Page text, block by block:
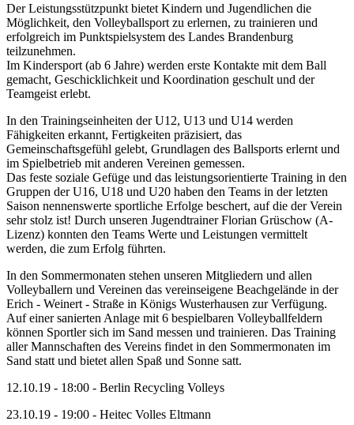
Der Leistungsstützpunkt bietet Kindern und Jugendlichen die
Möglichkeit, den Volleyballsport zu erlernen, zu trainieren und
erfolgreich im Punktspielsystem des Landes Brandenburg
teilzunehmen.
Im Kindersport (ab 6 Jahre) werden erste Kontakte mit dem Ball
gemacht, Geschicklichkeit und Koordination geschult und der
Teamgeist erlebt.
In den Trainingseinheiten der U12, U13 und U14 werden
Fähigkeiten erkannt, Fertigkeiten präzisiert, das
Gemeinschaftsgefühl gelebt, Grundlagen des Ballsports erlernt und
im Spielbetrieb mit anderen Vereinen gemessen.
Das feste soziale Gefüge und das leistungsorientierte Training in den
Gruppen der U16, U18 und U20 haben den Teams in der letzten
Saison nennenswerte sportliche Erfolge beschert, auf die der Verein
sehr stolz ist! Durch unseren Jugendtrainer Florian Grüschow (A-
Lizenz) konnten den Teams Werte und Leistungen vermittelt
werden, die zum Erfolg führten.
In den Sommermonaten stehen unseren Mitgliedern und allen
Volleyballern und Vereinen das vereinseigene Beachgelände in der
Erich - Weinert - Straße in Königs Wusterhausen zur Verfügung.
Auf einer sanierten Anlage mit 6 bespielbaren Volleyballfeldern
können Sportler sich im Sand messen und trainieren. Das Training
aller Mannschaften des Vereins findet in den Sommermonaten im
Sand statt und bietet allen Spaß und Sonne satt.
12.10.19 - 18:00 - Berlin Recycling Volleys
23.10.19 - 19:00 - Heitec Volles Eltmann